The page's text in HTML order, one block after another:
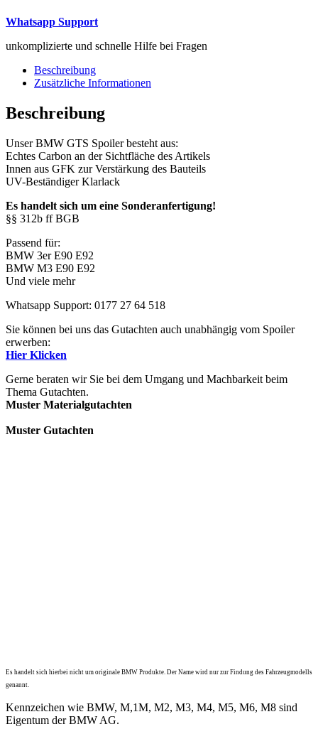
Whatsapp Support
unkomplizierte und schnelle Hilfe bei Fragen
Beschreibung
Zusätzliche Informationen
Beschreibung
Unser BMW GTS Spoiler besteht aus:
Echtes Carbon an der Sichtfläche des Artikels
Innen aus GFK zur Verstärkung des Bauteils
UV-Beständiger Klarlack
Es handelt sich um eine Sonderanfertigung!
§§ 312b ff BGB
Passend für:
BMW 3er E90 E92
BMW M3 E90 E92
Und viele mehr
Whatsapp Support: 0177 27 64 518
Sie können bei uns das Gutachten auch unabhängig vom Spoiler
erwerben:
Hier Klicken
Gerne beraten wir Sie bei dem Umgang und Machbarkeit beim
Thema Gutachten.
Muster Materialgutachten
Muster Gutachten
Es handelt sich hierbei nicht um originale BMW Produkte. Der Name wird nur zur Findung des Fahrzeugmodells
genannt.
Kennzeichen wie BMW, M,1M, M2, M3, M4, M5, M6, M8 sind
Eigentum der BMW AG.